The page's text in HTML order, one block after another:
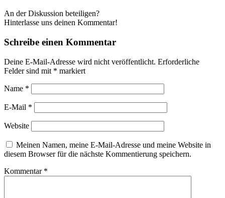
An der Diskussion beteiligen?
Hinterlasse uns deinen Kommentar!
Schreibe einen Kommentar
Deine E-Mail-Adresse wird nicht veröffentlicht. Erforderliche
Felder sind mit * markiert
Name *
E-Mail *
Website
Meinen Namen, meine E-Mail-Adresse und meine Website in
diesem Browser für die nächste Kommentierung speichern.
Kommentar *